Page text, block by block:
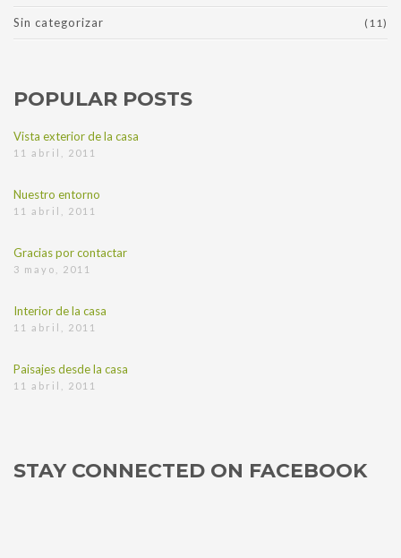
Sin categorizar (11)
POPULAR POSTS
Vista exterior de la casa
11 abril, 2011
Nuestro entorno
11 abril, 2011
Gracias por contactar
3 mayo, 2011
Interior de la casa
11 abril, 2011
Paisajes desde la casa
11 abril, 2011
STAY CONNECTED ON FACEBOOK